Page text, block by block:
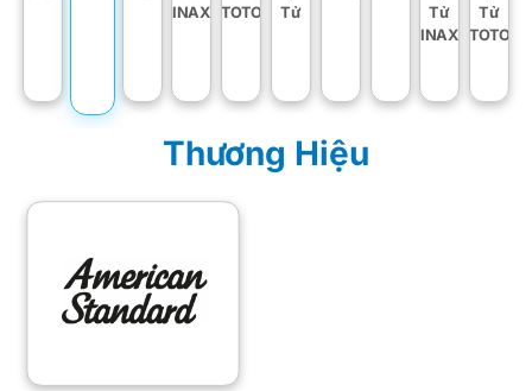
INAX
TOTO
Tử
Tử
INAX
Tử
TOTO
Thương Hiệu